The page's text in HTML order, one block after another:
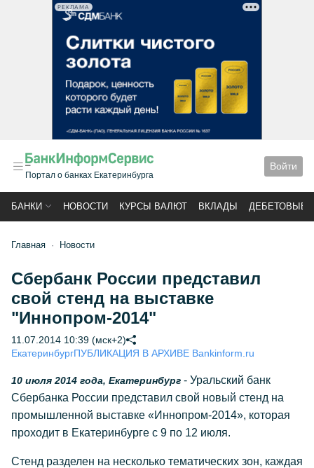
РЕКЛАМА
Портал о банках Екатеринбурга
Войти
БАНКИ НОВОСТИ КУРСЫ ВАЛЮТ ВКЛАДЫ ДЕБЕТОВЫЕ
Главная Новости
Сбербанк России представил
свой стенд на выставке
"Иннопром-2014"
11.07.2014 10:39 (мск+2)
ЕкатеринбургПУБЛИКАЦИЯ В АРХИВЕ Bankinform.ru
10 июля 2014 года, Екатеринбург - Уральский банк
Сбербанка России представил свой новый стенд на
промышленной выставке «Иннопром-2014», которая
проходит в Екатеринбурге с 9 по 12 июля.
Стенд разделен на несколько тематических зон, каждая